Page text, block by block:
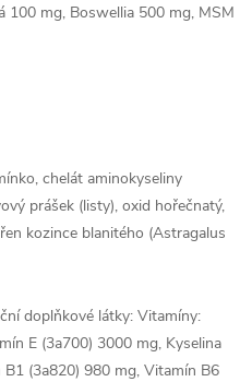
100 mg, Boswellia 500 mg, MSM
chelát aminokyseliny
prášek (listy), oxid hořečnatý,
kozince blanitého (Astragalus
doplňkové látky: Vitamíny:
E (3a700) 3000 mg, Kyselina
(3a820) 980 mg, Vitamín B6